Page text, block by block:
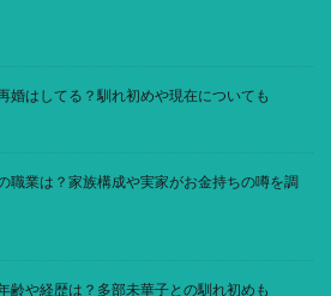
婚はしてる？馴れ初めや現在についても
職業は？家族構成や実家がお金持ちの噂を調
齢や経歴は？多部未華子との馴れ初めも